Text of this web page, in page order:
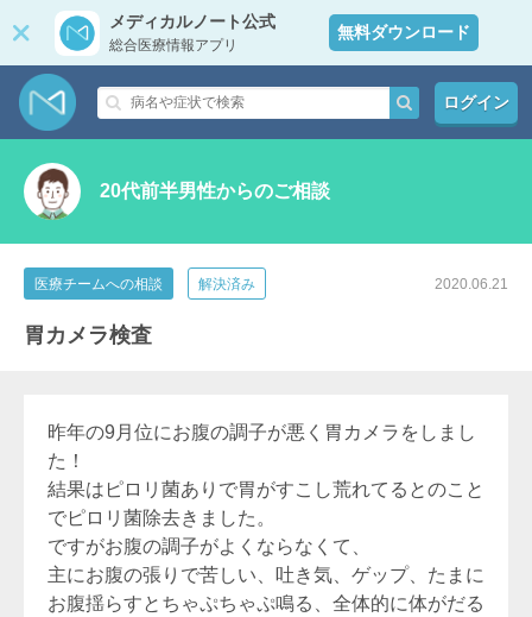
メディカルノート公式
総合医療情報アプリ
無料ダウンロード
ログイン
20代前半男性からのご相談
医療チームへの相談 解決済み 2020.06.21
胃カメラ検査
昨年の9月位にお腹の調子が悪く胃カメラをしまし
た！
結果はピロリ菌ありで胃がすこし荒れてるとのこと
でピロリ菌除去きました。
ですがお腹の調子がよくならなくて、
主にお腹の張りで苦しい、吐き気、ゲップ、たまに
お腹揺らすとちゃぷちゃぷ鳴る、全体的に体がだる